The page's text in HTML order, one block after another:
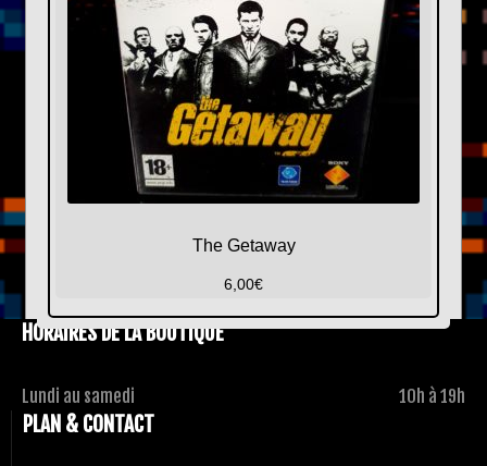
The Getaway
6,00€
HORAIRES DE LA BOUTIQUE
Lundi au samedi 10h à 19h
PLAN & CONTACT